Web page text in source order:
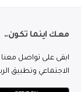
معك اينما تكون..
ابقى على تواصل
الاجتماعي وتطبيق